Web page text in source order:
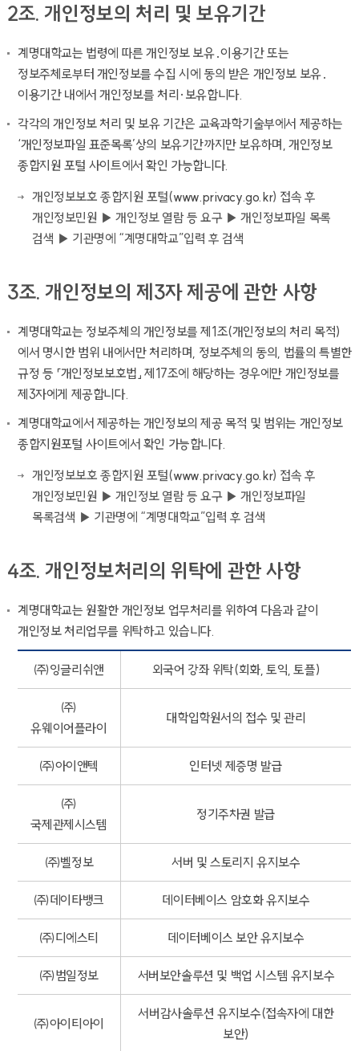
2조. 개인정보의 처리 및 보유기간
계명대학교는 법령에 따른 개인정보 보유․이용기간 또는
정보주체로부터 개인정보를 수집 시에 동의 받은 개인정보 보유․
이용기간 내에서 개인정보를 처리·보유합니다.
각각의 개인정보 처리 및 보유 기간은 교육과학기술부에서 제공하는
‘개인정보파일 표준목록’상의 보유기간까지만 보유하며, 개인정보
종합지원 포털 사이트에서 확인 가능합니다.
개인정보보호 종합지원 포털(www.privacy.go.kr) 접속 후
개인정보민원 ▶ 개인정보 열람 등 요구 ▶ 개인정보파일 목록
검색 ▶ 기관명에 “계명대학교”입력 후 검색
3조. 개인정보의 제3자 제공에 관한 사항
계명대학교는 정보주체의 개인정보를 제1조(개인정보의 처리 목적)
에서 명시한 범위 내에서만 처리하며, 정보주체의 동의, 법률의 특별한
규정 등 「개인정보보호법」 제17조에 해당하는 경우에만 개인정보를
제3자에게 제공합니다.
계명대학교에서 제공하는 개인정보의 제공 목적 및 범위는 개인정보
종합지원포털 사이트에서 확인 가능합니다.
개인정보보호 종합지원 포털(www.privacy.go.kr) 접속 후
개인정보민원 ▶ 개인정보 열람 등 요구 ▶ 개인정보파일
목록검색 ▶ 기관명에 “계명대학교”입력 후 검색
4조. 개인정보처리의 위탁에 관한 사항
계명대학교는 원활한 개인정보 업무처리를 위하여 다음과 같이
개인정보 처리업무를 위탁하고 있습니다.
㈜잉글리쉬앤 외국어 강좌 위탁(회화, 토익, 토플)
㈜
유웨이어플라이
대학입학원서의 접수 및 관리
㈜아이앤텍 인터넷 제증명 발급
㈜
국제관제시스템
정기주차권 발급
㈜벨정보 서버 및 스토리지 유지보수
㈜데이타뱅크 데이터베이스 암호화 유지보수
㈜디에스티 데이터베이스 보안 유지보수
㈜범일정보 서버보안솔루션 및 백업 시스템 유지보수
㈜아이티아이
서버감사솔루션 유지보수(접속자에 대한
보안)